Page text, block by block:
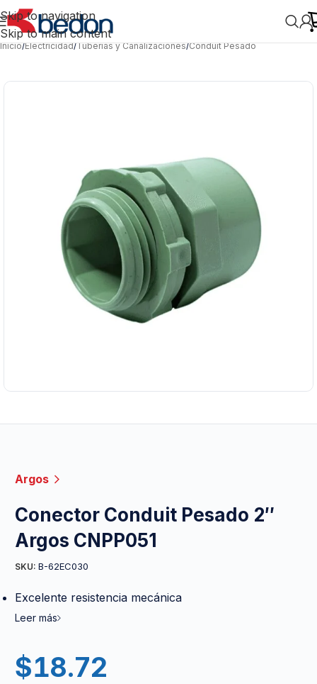
Skip to navigation
Skip to main content
Inicio/Electricidad/Tuberías y Canalizaciones/Conduit Pesado
Argos
Conector Conduit Pesado 2″
Argos CNPP051
SKU: B-62EC030
Excelente resistencia mecánica
Leer más
$18.72